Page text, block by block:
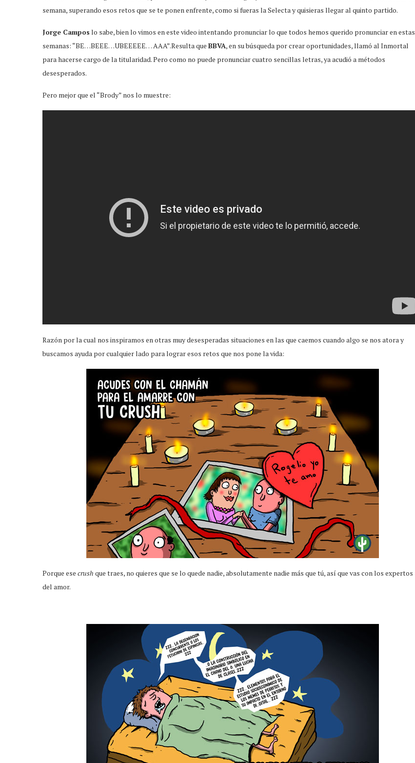
semana, superando esos retos que se te ponen enfrente, como si fueras la Selecta y quisieras llegar al quinto partido.
Jorge Campos lo sabe, bien lo vimos en este video intentando pronunciar lo que todos hemos querido pronunciar en estas
semanas: “BE…BEEE…UBEEEEE… AAA”.Resulta que BBVA, en su búsqueda por crear oportunidades, llamó al Inmortal
para hacerse cargo de la titularidad. Pero como no puede pronunciar cuatro sencillas letras, ya acudió a métodos
desesperados.
Pero mejor que el “Brody” nos lo muestre:
Razón por la cual nos inspiramos en otras muy desesperadas situaciones en las que caemos cuando algo se nos atora y
buscamos ayuda por cualquier lado para lograr esos retos que nos pone la vida:
Porque ese crush que traes, no quieres que se lo quede nadie, absolutamente nadie más que tú, así que vas con los expertos
del amor.